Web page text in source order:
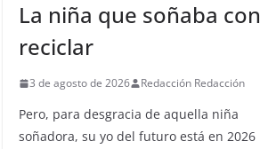
La niña que soñaba con
reciclar
3 de agosto de 2026 Redacción Redacción
Pero, para desgracia de aquella niña
soñadora, su yo del futuro está en 2026